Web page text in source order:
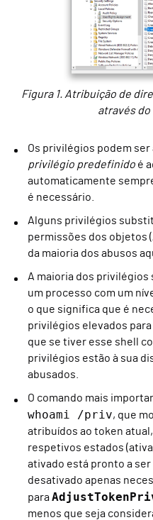
Figura 1. Atribuição de
através do
Os privilégios podem
privilégio predefinido é
automaticamente
é necessário.
Alguns privilégios
permissões dos objetos
da maioria dos abusos
A maioria dos privilégios
um processo com um
o que significa que é
privilégios elevados
que se tiver esse shell
privilégios estão à sua
abusados.
O comando mais
whoami /priv, que
atribuídos ao token
respetivos estados
ativado está pronto a
desativado apenas
para
menos que seja